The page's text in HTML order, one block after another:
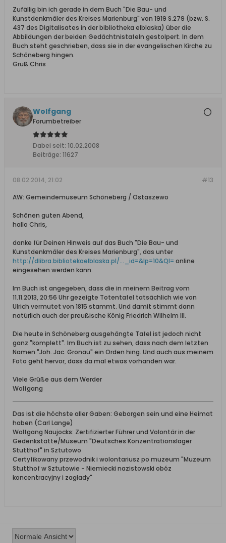
Zufällig bin ich gerade in dem Buch "Die Bau- und
Kunstdenkmäler des Kreises Marienburg" von 1919 S.279 (bzw. S.
437 des Digitalisates in der bibliotheka elblaska) über die
Abbildungen der beiden Gedächtnistafeln gestolpert. In dem
Buch steht geschrieben, dass sie in der evangelischen Kirche zu
Schöneberg hingen.
Gruß Chris
Wolfgang
Forumbetreiber
Dabei seit: 10.02.2008
Beiträge: 11627
#13
08.02.2014, 21:02
AW: Gemeindemuseum Schöneberg / Ostaszewo
Schönen guten Abend,
hallo Chris,
danke für Deinen Hinweis auf das Buch "Die Bau- und
Kunstdenkmäler des Kreises Marienburg", das unter
http://dlibra.bibliotekaelblaska.pl/..._id=&lp=10&QI= online
eingesehen werden kann.
Im Buch ist angegeben, dass die in meinem Beitrag vom
11.11.2013, 20:56 Uhr gezeigte Totentafel tatsächlich wie von
Ulrich vermutet von 1815 stammt. Und damit stimmt dann
natürlich auch der preußische König Friedrich Wilhelm III.
Die heute in Schöneberg ausgehängte Tafel ist jedoch nicht
ganz "komplett". Im Buch ist zu sehen, dass nach dem letzten
Namen "Joh. Jac. Gronau" ein Orden hing. Und auch aus meinem
Foto geht hervor, dass da mal etwas vorhanden war.
Viele Grüße aus dem Werder
Wolfgang
Das ist die höchste aller Gaben: Geborgen sein und eine Heimat
haben (Carl Lange)
Wolfgang Naujocks: Zertifizierter Führer und Volontär in der
Gedenkstätte/Museum "Deutsches Konzentrationslager
Stutthof" in Sztutowo
Certyfikowany przewodnik i wolontariusz po muzeum "Muzeum
Stutthof w Sztutowie - Niemiecki nazistowski obóz
koncentracyjny i zagłady"